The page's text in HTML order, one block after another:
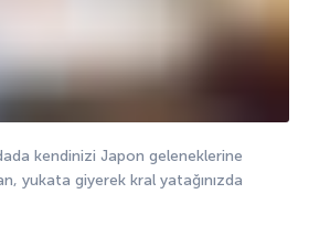
kendinizi Japon geleneklerine
yukata giyerek kral yatağınızda